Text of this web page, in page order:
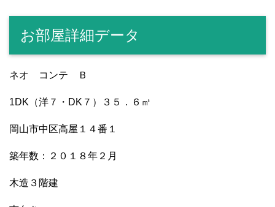
お部屋詳細データ
ネオ コンテ Ｂ
1DK（洋７・DK７）３５．６㎡
岡山市中区高屋１４番１
築年数：２０１８年２月
木造３階建